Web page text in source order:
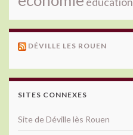
DÉVILLE LES ROUEN
SITES CONNEXES
Site de Déville lès Rouen